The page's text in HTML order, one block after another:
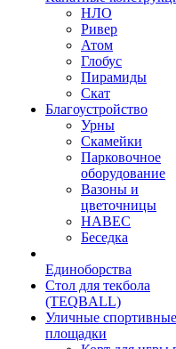
НЛО
Ривер
Атом
Глобус
Пирамиды
Скат
Благоустройство
Урны
Скамейки
Парковочное
оборудование
Вазоны и
цветочницы
НАВЕС
Беседка
Единоборства
Стол для текбола
(TEQBALL)
Уличные спортивные
площадки